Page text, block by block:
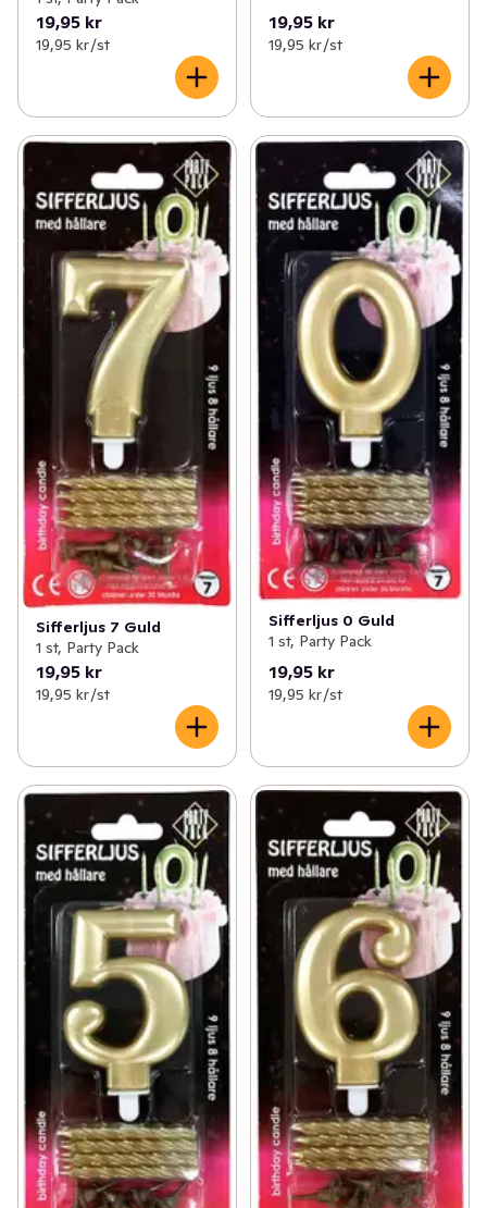
19,95 kr
19,95 kr /st
19,95 kr
19,95 kr /st
Sifferljus 7 Guld
1 st, Party Pack
19,95 kr
19,95 kr /st
Sifferljus 0 Guld
1 st, Party Pack
19,95 kr
19,95 kr /st